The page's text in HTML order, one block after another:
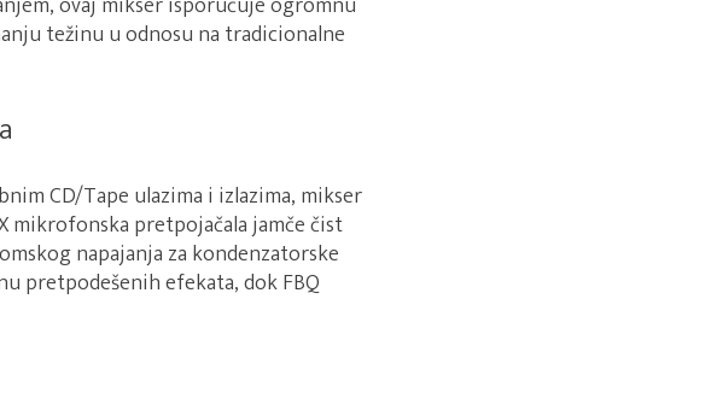
težinu u odnosu na tradicionalne
CD/Tape ulazima i izlazima, mikser
mikrofonska pretpojačala jamče čist
napajanja za kondenzatorske
pretpodešenih efekata, dok FBQ